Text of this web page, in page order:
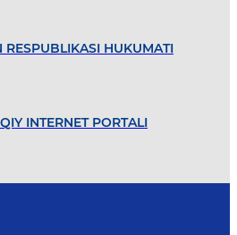
RESPUBLIKASI HUKUMATI
INTERNET PORTALI